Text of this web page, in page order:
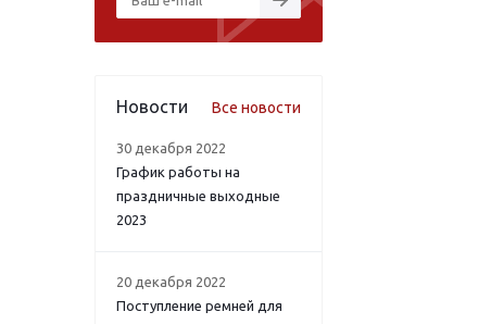
Новости Все новости
30 декабря 2022
График работы на
праздничные выходные
2023
20 декабря 2022
Поступление ремней для